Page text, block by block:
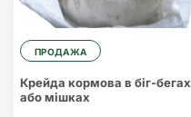
ПРОДАЖА
Крейда кормова в біг-бегах
або мішках